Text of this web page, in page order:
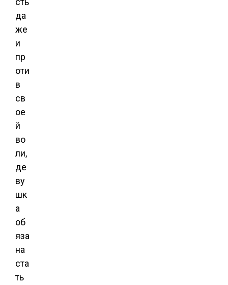
да
же
и
пр
оти
в
св
ое
й
во
ли,
де
ву
шк
а
об
яза
на
ста
ть